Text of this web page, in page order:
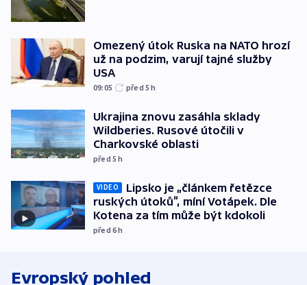
Omezený útok Ruska na NATO hrozí
už na podzim, varují tajné služby
USA
09:05 před 5h
Ukrajina znovu zasáhla sklady
Wildberies. Rusové útočili v
Charkovské oblasti
před 5h
VIDEO
Lipsko je „článkem řetězce
ruských útoků“, míní Votápek. Dle
Kotena za tím může být kdokoli
před 6h
Evropský pohled